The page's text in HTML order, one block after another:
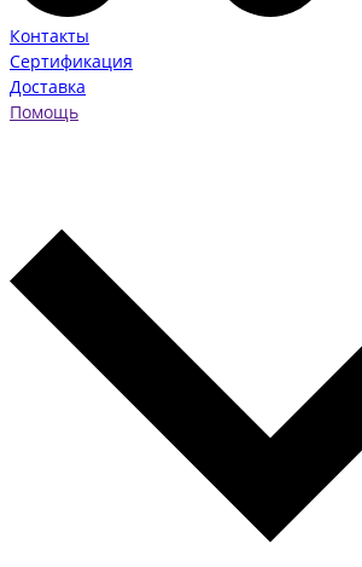
Контакты
Сертификация
Доставка
Помощь